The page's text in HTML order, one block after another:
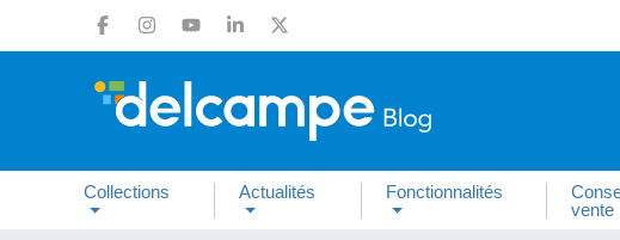
Collections Actualités Fonctionnalités
vente